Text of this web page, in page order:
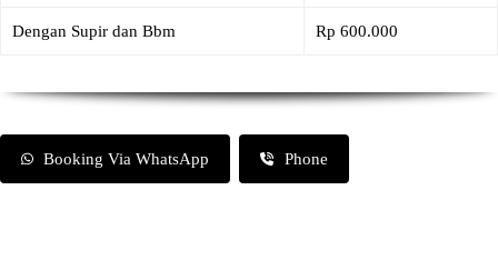
Dengan Supir dan Bbm Rp 600.000
Booking Via WhatsApp Phone